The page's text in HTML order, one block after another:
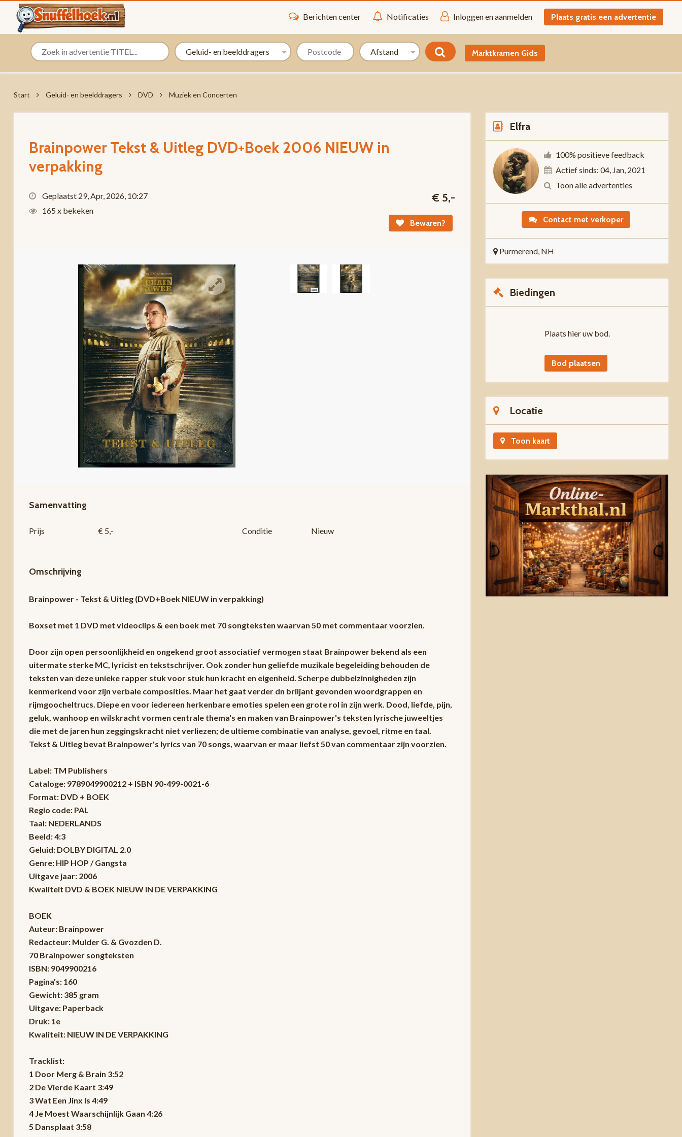
Berichten center Notificaties Inloggen en aanmelden Plaats gratis een advertentie
Marktkramen Gids
Start Geluid- en beelddragers DVD Muziek en Concerten
Brainpower Tekst & Uitleg DVD+Boek 2006 NIEUW in
verpakking
Geplaatst 29, Apr, 2026, 10:27
165 x bekeken
€ 5,-
Bewaren?
Samenvatting
Prijs € 5,- Conditie Nieuw
Omschrijving
Brainpower - Tekst & Uitleg (DVD+Boek NIEUW in verpakking)
Boxset met 1 DVD met videoclips & een boek met 70 songteksten waarvan 50 met commentaar voorzien.
Door zijn open persoonlijkheid en ongekend groot associatief vermogen staat Brainpower bekend als een
uitermate sterke MC, lyricist en tekstschrijver. Ook zonder hun geliefde muzikale begeleiding behouden de
teksten van deze unieke rapper stuk voor stuk hun kracht en eigenheid. Scherpe dubbelzinnigheden zijn
kenmerkend voor zijn verbale composities. Maar het gaat verder dn briljant gevonden woordgrappen en
rijmgoocheltrucs. Diepe en voor iedereen herkenbare emoties spelen een grote rol in zijn werk. Dood, liefde, pijn,
geluk, wanhoop en wilskracht vormen centrale thema's en maken van Brainpower's teksten lyrische juweeltjes
die met de jaren hun zeggingskracht niet verliezen; de ultieme combinatie van analyse, gevoel, ritme en taal.
Tekst & Uitleg bevat Brainpower's lyrics van 70 songs, waarvan er maar liefst 50 van commentaar zijn voorzien.
Label: TM Publishers
Cataloge: 9789049900212 + ISBN 90-499-0021-6
Format: DVD + BOEK
Regio code: PAL
Taal: NEDERLANDS
Beeld: 4:3
Geluid: DOLBY DIGITAL 2.0
Genre: HIP HOP / Gangsta
Uitgave jaar: 2006
Kwaliteit DVD & BOEK NIEUW IN DE VERPAKKING
BOEK
Auteur: Brainpower
Redacteur: Mulder G. & Gvozden D.
70 Brainpower songteksten
ISBN: 9049900216
Pagina's: 160
Gewicht: 385 gram
Uitgave: Paperback
Druk: 1e
Kwaliteit: NIEUW IN DE VERPAKKING
Tracklist:
1 Door Merg & Brain 3:52
2 De Vierde Kaart 3:49
3 Wat Een Jinx Is 4:49
4 Je Moest Waarschijnlijk Gaan 4:26
5 Dansplaat 3:58
Elfra
100% positieve feedback
Actief sinds: 04, Jan, 2021
Toon alle advertenties
Contact met verkoper
Purmerend, NH
Biedingen
Plaats hier uw bod.
Bod plaatsen
Locatie
Toon kaart